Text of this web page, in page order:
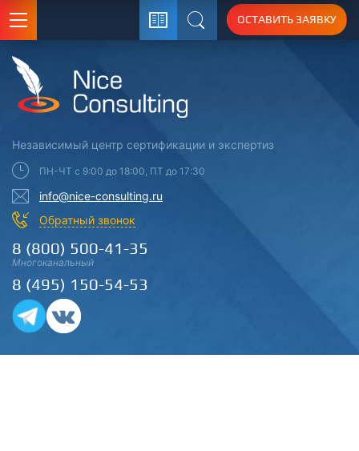
Поиск
ОСТАВИТЬ ЗАЯВКУ
Независимый центр сертификации и экспертиз
ПН-ЧТ с 9:00 до 18:00, ПТ до 17:30
info@nice-consulting.ru
Обратный звонок
8 (800) 500-41-35
Многоканальный
8 (495) 150-54-53